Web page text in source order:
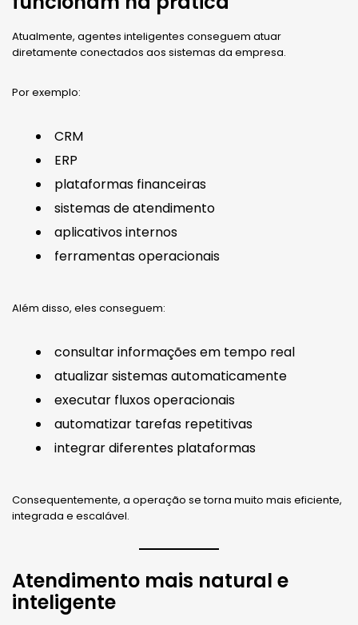
Atualmente, agentes inteligentes conseguem atuar
diretamente conectados aos sistemas da empresa.
Por exemplo:
CRM
ERP
plataformas financeiras
sistemas de atendimento
aplicativos internos
ferramentas operacionais
Além disso, eles conseguem:
consultar informações em tempo real
atualizar sistemas automaticamente
executar fluxos operacionais
automatizar tarefas repetitivas
integrar diferentes plataformas
Consequentemente, a operação se torna muito mais eficiente,
integrada e escalável.
Atendimento mais natural e
inteligente